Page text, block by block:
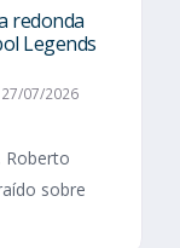
redonda
Legends
07/2026
Roberto
sobre